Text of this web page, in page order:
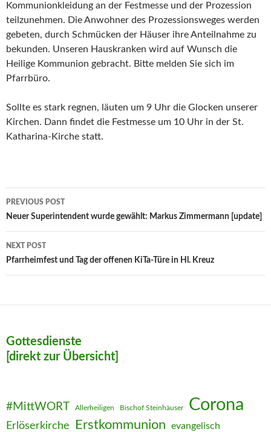
Kommunionkleidung an der Festmesse und der Prozession
teilzunehmen. Die Anwohner des Prozessionsweges werden
gebeten, durch Schmücken der Häuser ihre Anteilnahme zu
bekunden. Unseren Hauskranken wird auf Wunsch die
Heilige Kommunion gebracht. Bitte melden Sie sich im
Pfarrbüro.
Sollte es stark regnen, läuten um 9 Uhr die Glocken unserer
Kirchen. Dann findet die Festmesse um 10 Uhr in der St.
Katharina-Kirche statt.
Post
navigation
PREVIOUS POST
Neuer Superintendent wurde gewählt: Markus Zimmermann [update]
NEXT POST
Pfarrheimfest und Tag der offenen KiTa-Türe in Hl. Kreuz
Gottesdienste
[direkt zur Übersicht]
#MittWORT Allerheiligen Bischof Steinhäuser Corona
Erlöserkirche Erstkommunion evangelisch